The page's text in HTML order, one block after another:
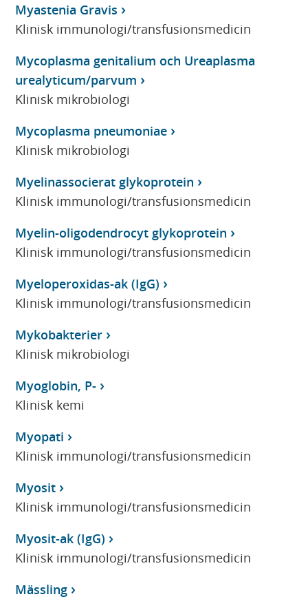
Myastenia Gravis
Klinisk immunologi/transfusionsmedicin
Mycoplasma genitalium och Ureaplasma
urealyticum/parvum
Klinisk mikrobiologi
Mycoplasma pneumoniae
Klinisk mikrobiologi
Myelinassocierat glykoprotein
Klinisk immunologi/transfusionsmedicin
Myelin-oligodendrocyt glykoprotein
Klinisk immunologi/transfusionsmedicin
Myeloperoxidas-ak (IgG)
Klinisk immunologi/transfusionsmedicin
Mykobakterier
Klinisk mikrobiologi
Myoglobin, P-
Klinisk kemi
Myopati
Klinisk immunologi/transfusionsmedicin
Myosit
Klinisk immunologi/transfusionsmedicin
Myosit-ak (IgG)
Klinisk immunologi/transfusionsmedicin
Mässling